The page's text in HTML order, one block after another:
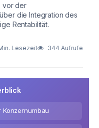
vor der
die Integration des
Rentabilität.
Lesezeit 344 Aufrufe